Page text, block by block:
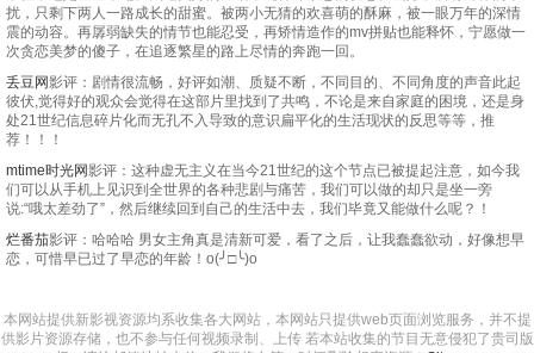
扰，只剩下两人一路成长的甜蜜。被两小无猜的欢喜萌的酥麻，被一眼万年的深情
震的动容。再孱弱缺失的情节也能忍受，再矫情造作的mv拼贴也能释怀，宁愿做一
次贪恋美梦的傻子，在追逐繁星的路上尽情的奔跑一回。
丢豆网影评：剧情很流畅，好评如潮、质疑不断，不同目的、不同角度的声音此起
彼伏,觉得好的观众会觉得在这部片里找到了共鸣，不论是来自家庭的困境，还是身
处21世纪信息碎片化而无孔不入导致的意识扁平化的生活现状的反思等等，推
荐！！！
mtime时光网影评：这种虚无主义在当今21世纪的这个节点已被提起注意，如今我
们可以从手机上见识到全世界的各种悲剧与痛苦，我们可以做的却只是坐一旁
说:“哦太差劲了”，然后继续回到自己的生活中去，我们毕竟又能做什么呢？！
烂番茄影评：哈哈哈 男女主角真是清新可爱，看了之后，让我蠢蠢欲动，好像想早
恋，可惜早已过了早恋的年龄！o(╯□╰)o
本网站提供新影视资源均系收集各大网站，本网站只提供web页面浏览服务，并不提
供影片资源存储，也不参与任何视频录制、上传 若本站收集的节目无意侵犯了贵司版